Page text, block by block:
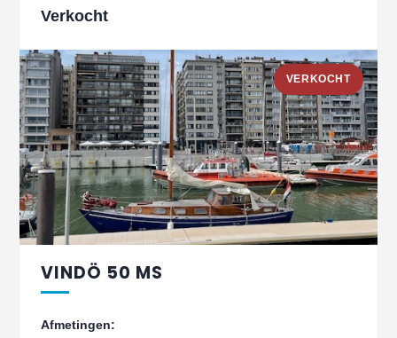
Verkocht
VERKOCHT
VINDÖ 50 MS
Afmetingen: